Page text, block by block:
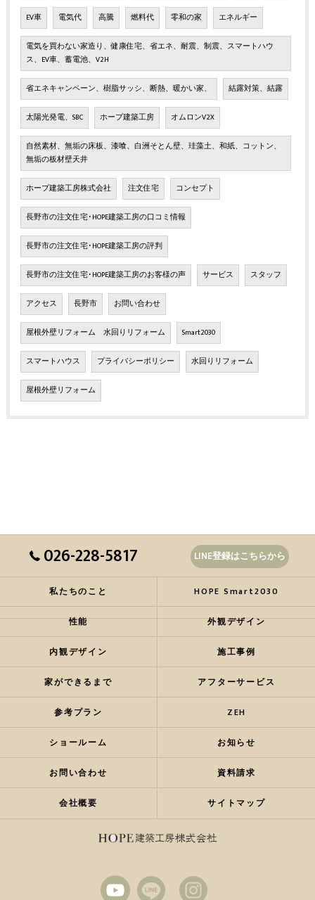
EV車 電気代 高騰 燃料代 零和の家 エネルギー
電気を買わない家造り、健康住宅、省エネ、耐震、制震、スマートハウ
ス、EV車、蓄電池、V2H
省エネキャンペーン、樹脂サッシ、断熱、暖かい家、 結露対策、結露
太陽光発電、SBC ホープ建築工房 オムロンV2X
自然素材、無垢の床板、漆喰、白洲そとん壁、珪藻土、和紙、コットン、
無垢の板材壁天井
ホープ建築工房株式会社 注文住宅 コンセプト
長野市の注文住宅･HOPE建築工房の口コミ情報
長野市の注文住宅･HOPE建築工房の評判
長野市の注文住宅･HOPE建築工房のお客様の声 サービス スタッフ
アクセス 長野市 お問い合わせ
屋根外壁リフォーム 水回りリフォーム Smart2030
スマートハウス プライバシーポリシー 水回りリフォーム
屋根外壁リフォーム
026-228-5817 LINE登録はこちらから
私たちのこと HOPE Smart2030
性能 外観デザイン
内観デザイン 施工事例
家ができるまで アフターサービス
参考プラン ZEH
ショールーム お知らせ
お問い合わせ 資料請求
会社概要 サイトマップ